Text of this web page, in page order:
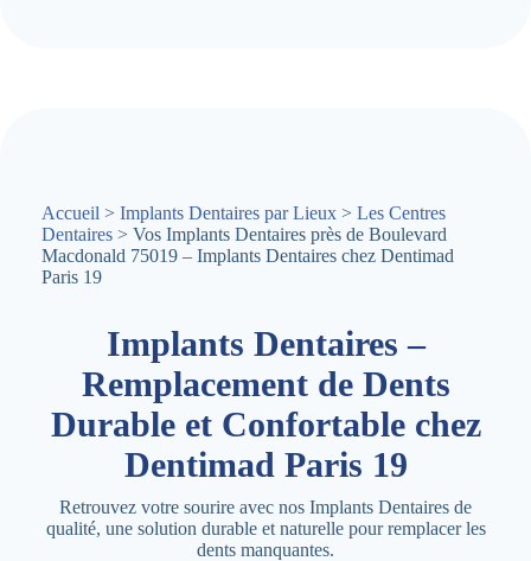
Accueil > Implants Dentaires par Lieux > Les Centres
Dentaires > Vos Implants Dentaires près de Boulevard
Macdonald 75019 – Implants Dentaires chez Dentimad
Paris 19
Implants Dentaires –
Remplacement de Dents
Durable et Confortable chez
Dentimad Paris 19
Retrouvez votre sourire avec nos Implants Dentaires de
qualité, une solution durable et naturelle pour remplacer les
dents manquantes.